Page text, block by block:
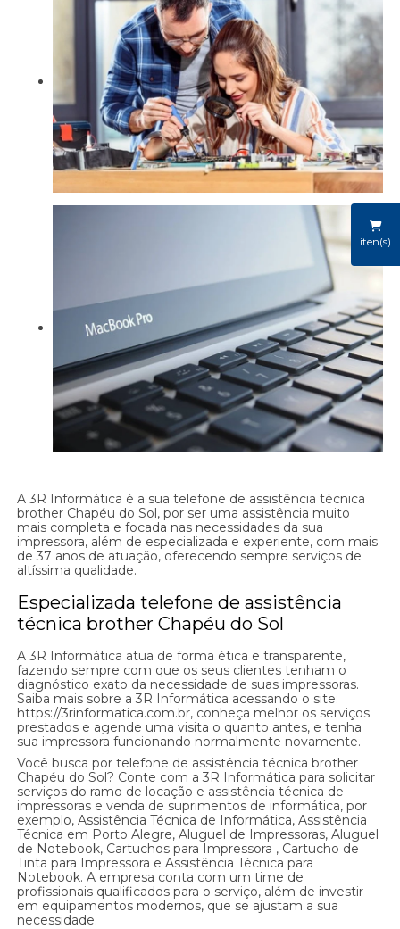
iten(s)
A 3R Informática é a sua telefone de assistência técnica
brother Chapéu do Sol, por ser uma assistência muito
mais completa e focada nas necessidades da sua
impressora, além de especializada e experiente, com mais
de 37 anos de atuação, oferecendo sempre serviços de
altíssima qualidade.
Especializada telefone de assistência
técnica brother Chapéu do Sol
A 3R Informática atua de forma ética e transparente,
fazendo sempre com que os seus clientes tenham o
diagnóstico exato da necessidade de suas impressoras.
Saiba mais sobre a 3R Informática acessando o site:
https://3rinformatica.com.br, conheça melhor os serviços
prestados e agende uma visita o quanto antes, e tenha
sua impressora funcionando normalmente novamente.
Você busca por telefone de assistência técnica brother
Chapéu do Sol? Conte com a 3R Informática para solicitar
serviços do ramo de locação e assistência técnica de
impressoras e venda de suprimentos de informática, por
exemplo, Assistência Técnica de Informática, Assistência
Técnica em Porto Alegre, Aluguel de Impressoras, Aluguel
de Notebook, Cartuchos para Impressora , Cartucho de
Tinta para Impressora e Assistência Técnica para
Notebook. A empresa conta com um time de
profissionais qualificados para o serviço, além de investir
em equipamentos modernos, que se ajustam a sua
necessidade.